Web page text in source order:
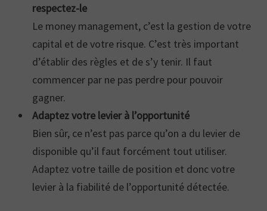
respectez-le
Le money management, c’est la gestion de votre
capital et de votre risque. C’est très important
d’établir des règles et de s’y tenir. Il faut
commencer par ne pas perdre pour pouvoir
gagner.
Adaptez votre levier à l’opportunité
Bien sûr, ce n’est pas parce qu’on a du levier de
disponible qu’il faut forcément tout utiliser.
Adaptez votre taille de position et donc votre
levier à la fiabilité de l’opportunité détectée.